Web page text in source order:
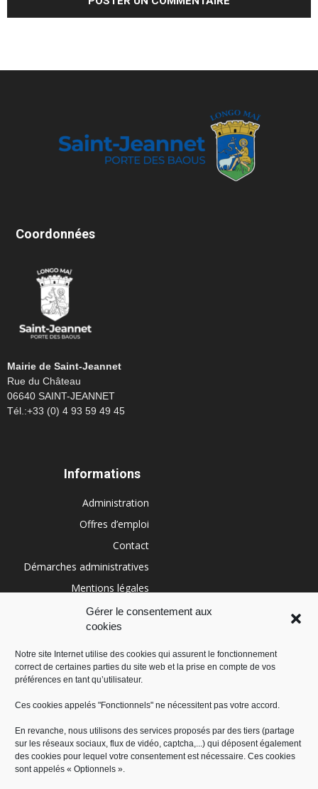
Gérer le consentement aux
cookies
Notre site Internet utilise des cookies qui assurent le fonctionnement
correct de certaines parties du site web et la prise en compte de vos
préférences en tant qu’utilisateur.
Ces cookies appelés "Fonctionnels" ne nécessitent pas votre accord.
En revanche, nous utilisons des services proposés par des tiers (partage
sur les réseaux sociaux, flux de vidéo, captcha,...) qui déposent également
des cookies pour lequel votre consentement est nécessaire. Ces cookies
sont appelés « Optionnels ».
Coordonnées
Mairie de Saint-Jeannet
Rue du Château
06640 SAINT-JEANNET
Tél.:+33 (0) 4 93 59 49 45
Informations
Administration
Offres d’emploi
Contact
Démarches administratives
Mentions légales
Conditions générales
Politique de cookies (UE)
RÉGION SUD